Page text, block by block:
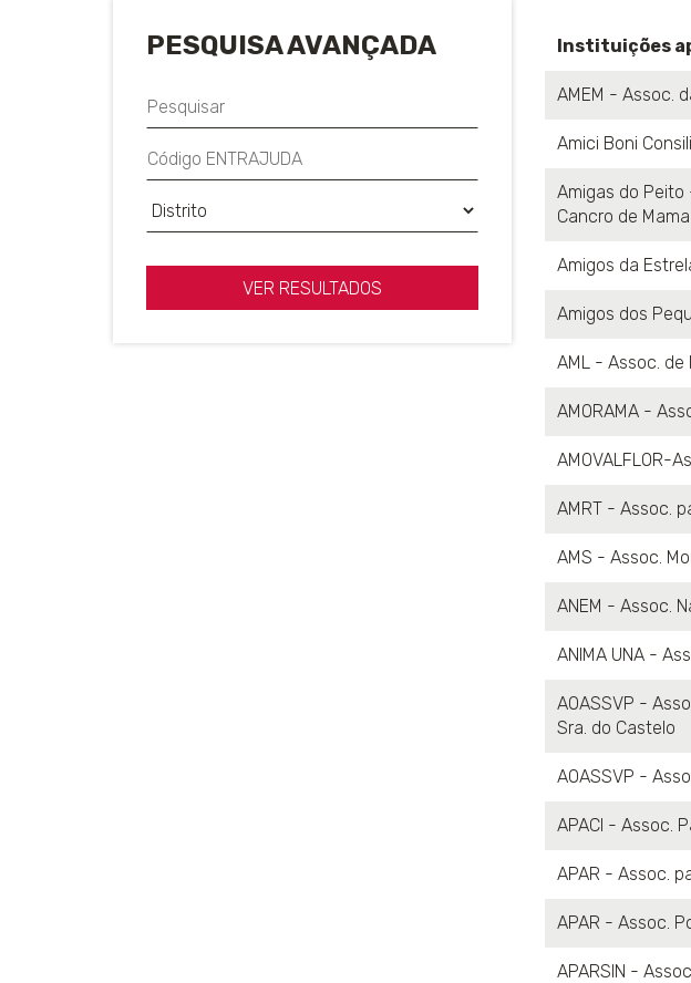
PESQUISA AVANÇADA
VER RESULTADOS
Instituições
AMEM - Assoc.
Amici Boni
Amigas do Peito
Cancro de Mama
Amigos da
Amigos dos
AML - Assoc. de
AMORAMA -
AMOVALFLOR-
AMRT - Assoc.
AMS - Assoc.
ANEM - Assoc.
ANIMA UNA -
AOASSVP -
Sra. do Castelo
AOASSVP -
APACI - Assoc.
APAR - Assoc.
APAR - Assoc.
APARSIN -